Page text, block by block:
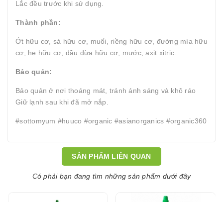
Lắc đều trước khi sử dụng.
Thành phần:
Ớt hữu cơ, sả hữu cơ, muối, riềng hữu cơ, đường mía hữu
cơ, hẹ hữu cơ, dầu dừa hữu cơ, mước, axit xitric.
Bảo quản:
Bảo quản ở nơi thoáng mát, tránh ánh sáng và khô ráo
Giữ lạnh sau khi đã mở nắp.
#sottomyum #huuco #organic #asianorganics #organic360
SẢN PHẨM LIÊN QUAN
Có phải bạn đang tìm những sản phẩm dưới đây